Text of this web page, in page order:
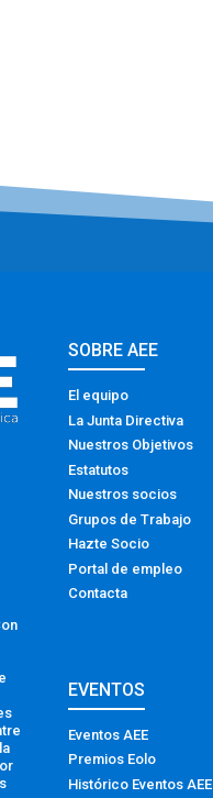
SOBRE AEE
El equipo
La Junta Directiva
Nuestros Objetivos
Estatutos
Nuestros socios
Grupos de Trabajo
Hazte Socio
Portal de empleo
Contacta
EVENTOS
Eventos AEE
Premios Eolo
Histórico Eventos AEE